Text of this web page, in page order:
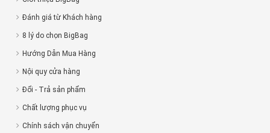
Đánh giá từ Khách hàng
8 lý do chọn BigBag
Hướng Dẫn Mua Hàng
Nội quy cửa hàng
Đổi - Trả sản phẩm
Chất lượng phục vụ
Chính sách vận chuyển